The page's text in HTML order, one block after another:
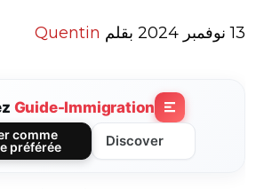
13 نوفمبر 2024 بقلم Quentin
Guide-Immigration
Discover
comme
préférée